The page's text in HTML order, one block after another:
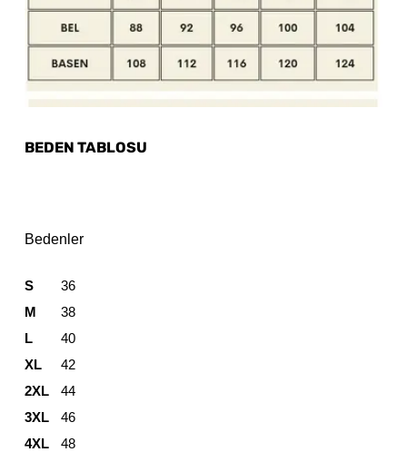
BEDEN TABLOSU
Bedenler
S
36
M
38
L
40
XL
42
2XL
44
3XL
46
4XL
48